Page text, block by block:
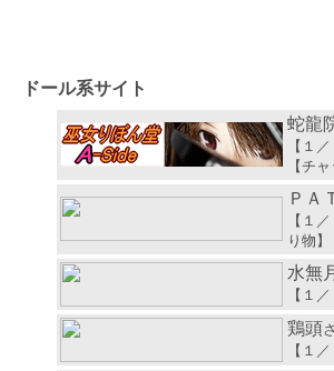
ドール系サイト
蛇龍
【１
【チ
ＰＡ
【１
り物】
水無
【１
鶏頭
【１